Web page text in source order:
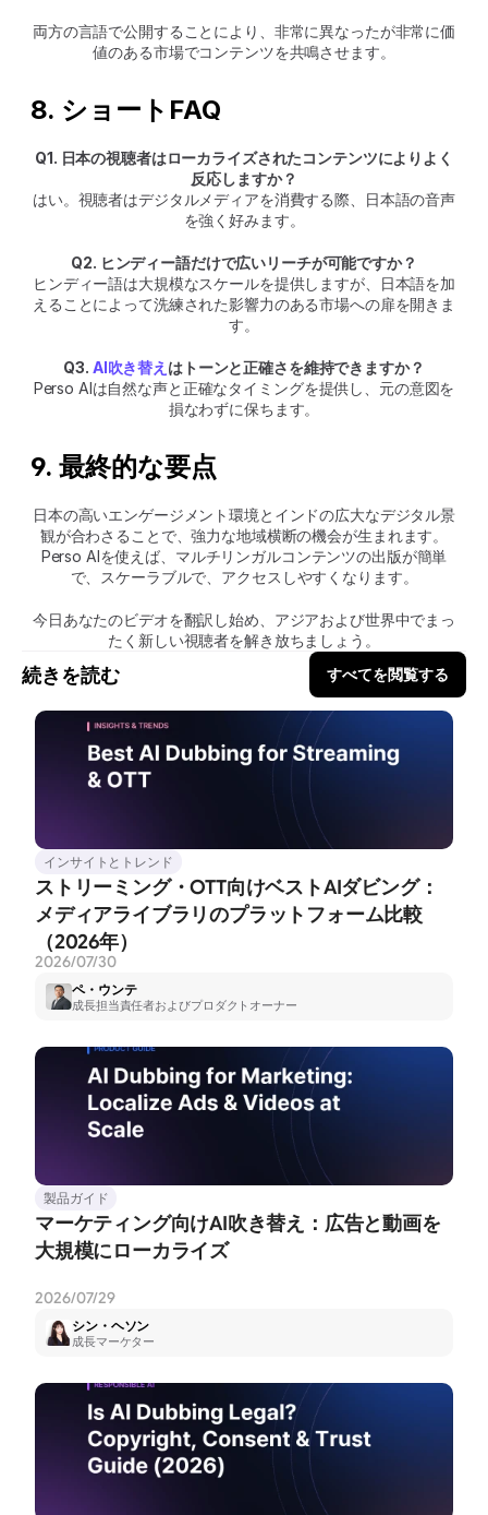
両方の言語で公開することにより、非常に異なったが非常に価
値のある市場でコンテンツを共鳴させます。
8. ショートFAQ
Q1. 日本の視聴者はローカライズされたコンテンツによりよく
反応しますか？
はい。視聴者はデジタルメディアを消費する際、日本語の音声
を強く好みます。
Q2. ヒンディー語だけで広いリーチが可能ですか？
ヒンディー語は大規模なスケールを提供しますが、日本語を加
えることによって洗練された影響力のある市場への扉を開きま
す。
Q3. AI吹き替え はトーンと正確さを維持できますか？
Perso AIは自然な声と正確なタイミングを提供し、元の意図を
損なわずに保ちます。
9. 最終的な要点
日本の高いエンゲージメント環境とインドの広大なデジタル景
観が合わさることで、強力な地域横断の機会が生まれます。
Perso AIを使えば、マルチリンガルコンテンツの出版が簡単
で、スケーラブルで、アクセスしやすくなります。
今日あなたのビデオを翻訳し始め、アジアおよび世界中でまっ
たく新しい視聴者を解き放ちましょう。
続きを読む すべてを閲覧する
インサイトとトレンド
ストリーミング・OTT向けベストAIダビング：
メディアライブラリのプラットフォーム比較
（2026年）
2026/07/30
ペ・ウンテ
成長担当責任者およびプロダクトオーナー
製品ガイド
マーケティング向けAI吹き替え：広告と動画を
大規模にローカライズ
2026/07/29
シン・ヘソン
成長マーケター